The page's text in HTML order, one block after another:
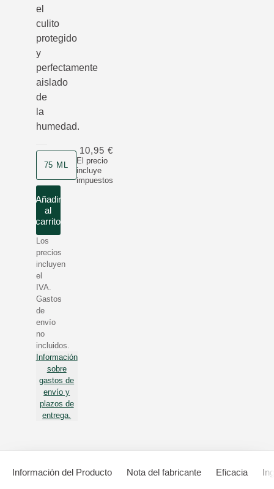
el
culito
protegido
y
perfectamente
aislado
de
la
humedad.
75 ML
El precio
incluye
impuestos
10,95 €
Añadir
al
carrito
Los
precios
incluyen
el
IVA.
Gastos
de
envío
no
incluidos.
Información
sobre
gastos de
envío y
plazos de
entrega.
Información del Producto Nota del fabricante Eficacia